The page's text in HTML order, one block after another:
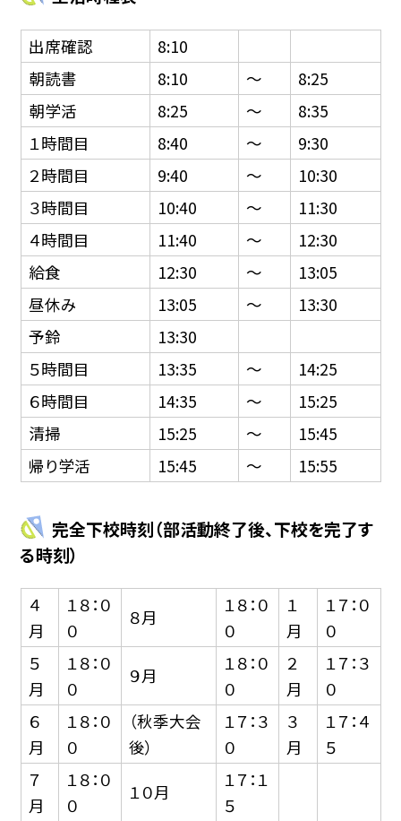
出席確認
8:10
朝読書
8:10 〜
8:25
朝学活
8:25 〜
8:35
１時間目
8:40 〜
9:30
２時間目
9:40 〜
10:30
３時間目
10:40 〜
11:30
４時間目
11:40 〜
12:30
給食
12:30 〜
13:05
昼休み
13:05 〜
13:30
予鈴
13:30
５時間目
13:35 〜
14:25
６時間目
14:35 〜
15:25
清掃
15:25 〜
15:45
帰り学活
15:45 〜 15:55
完全下校時刻（部活動終了後、下校を完了す
る時刻）
４
月
１８：０
０
８月
１８：０
０
１
月
１７：０
０
５
月
１８：０
０
９月
１８：０
０
２
月
１７：３
０
６
月
１８：０
０
（秋季大会
後）
１７：３
０
３
月
１７：４
５
７
月
１８：０
０
１０月
１７：１
５